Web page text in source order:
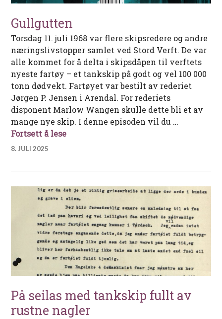
Gullgutten
Torsdag 11. juli 1968 var flere skipsredere og andre
næringslivstopper samlet ved Stord Verft. De var
alle kommet for å delta i skipsdåpen til verftets
nyeste fartøy – et tankskip på godt og vel 100 000
tonn dødvekt. Fartøyet var bestilt av rederiet
Jørgen P. Jensen i Arendal. For rederiets
disponent Marlow Wangen skulle dette bli et av
mange nye skip. I denne episoden vil du …
Fortsett å leseGullgutten
8. JULI 2025
På seilas med tankskip fullt av
rustne nagler